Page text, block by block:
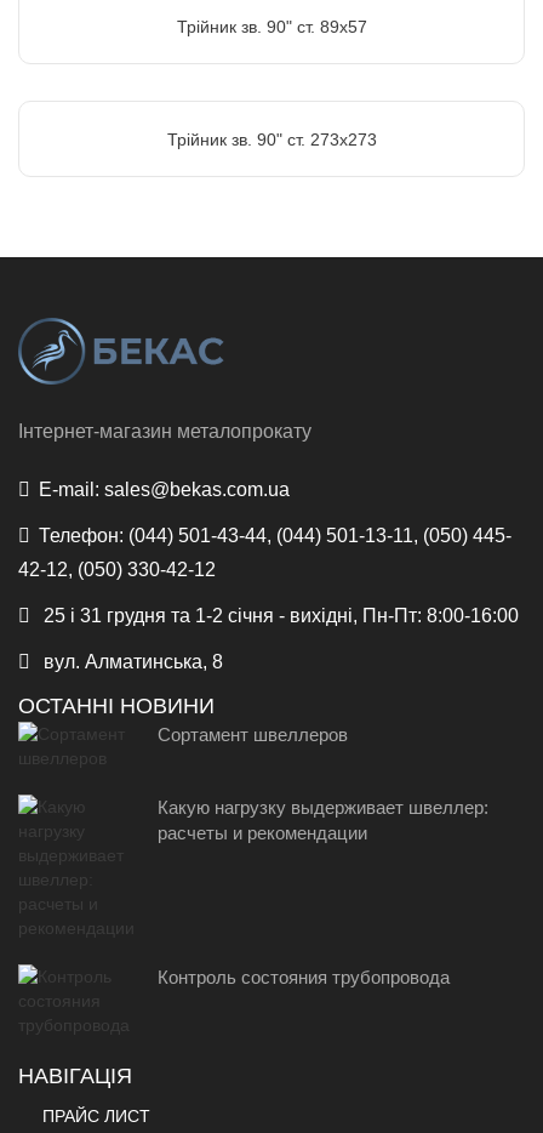
Трійник зв. 90" ст. 89х57
Трійник зв. 90" ст. 273х273
Інтернет-магазин металопрокату
E-mail: sales@bekas.com.ua
Телефон: (044) 501-43-44, (044) 501-13-11, (050) 445-
42-12, (050) 330-42-12
25 і 31 грудня та 1-2 січня - вихідні, Пн-Пт: 8:00-16:00
вул. Алматинська, 8
ОСТАННІ НОВИНИ
Сортамент швеллеров
Какую нагрузку выдерживает швеллер:
расчеты и рекомендации
Контроль состояния трубопровода
НАВІГАЦІЯ
ПРАЙС ЛИСТ